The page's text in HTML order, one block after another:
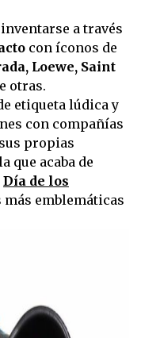
a través
con íconos de
Loewe, Saint
otras.
etiqueta lúdica y
con compañías
propias
que acaba de
Día de los
emblemáticas